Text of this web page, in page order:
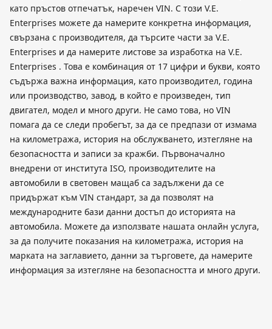
като пръстов отпечатък, наречен VIN. С този V.E.
Enterprises можете да намерите конкретна информация,
свързана с производителя, да търсите части за V.E.
Enterprises и да намерите листове за изработка на V.E.
Enterprises . Това е комбинация от 17 цифри и букви, която
съдържа важна информация, като производител, година
или производство, завод, в който е произведен, тип
двигател, модел и много други. Не само това, но VIN
помага да се следи пробегът, за да се предпази от измама
на километража, история на обслужването, изтегляне на
безопасността и записи за кражби. Първоначално
внедрени от института ISO, производителите на
автомобили в световен мащаб са задължени да се
придържат към VIN стандарт, за да позволят на
международните бази данни достъп до историята на
автомобила. Можете да използвате нашата онлайн услуга,
за да получите показания на километража, история на
марката на заглавието, данни за търговете, да намерите
информация за изтегляне на безопасността и много други.